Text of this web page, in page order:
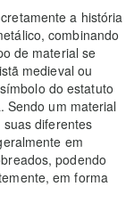
a história
combinando
de material se
medieval ou
do estatuto
Sendo um material
diferentes
em
podendo
em forma